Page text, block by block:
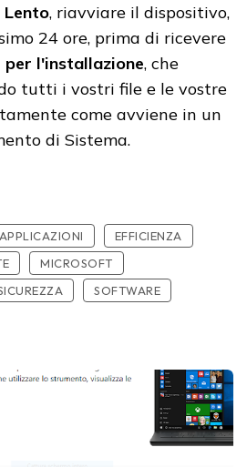
Lento, riavviare il dispositivo,
24 ore, prima di ricevere
l'installazione, che
tutti i vostri file e le vostre
come avviene in un
di Sistema.
APPLICAZIONI
EFFICIENZA
MICROSOFT
SOFTWARE